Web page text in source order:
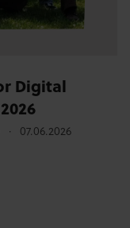
Digital
07.06.2026